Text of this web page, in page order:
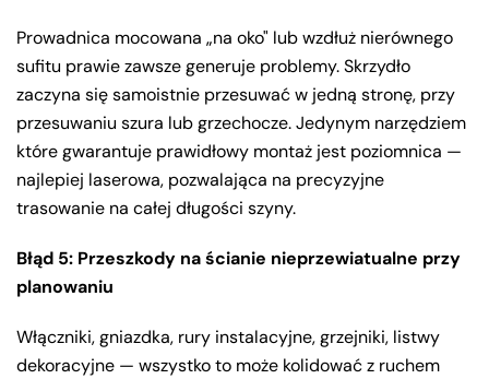
Prowadnica mocowana „na oko" lub wzdłuż nierównego
sufitu prawie zawsze generuje problemy. Skrzydło
zaczyna się samoistnie przesuwać w jedną stronę, przy
przesuwaniu szura lub grzechocze. Jedynym narzędziem
które gwarantuje prawidłowy montaż jest poziomnica —
najlepiej laserowa, pozwalająca na precyzyjne
trasowanie na całej długości szyny.
Błąd 5: Przeszkody na ścianie nieprzewiatualne przy
planowaniu
Włączniki, gniazdka, rury instalacyjne, grzejniki, listwy
dekoracyjne — wszystko to może kolidować z ruchem